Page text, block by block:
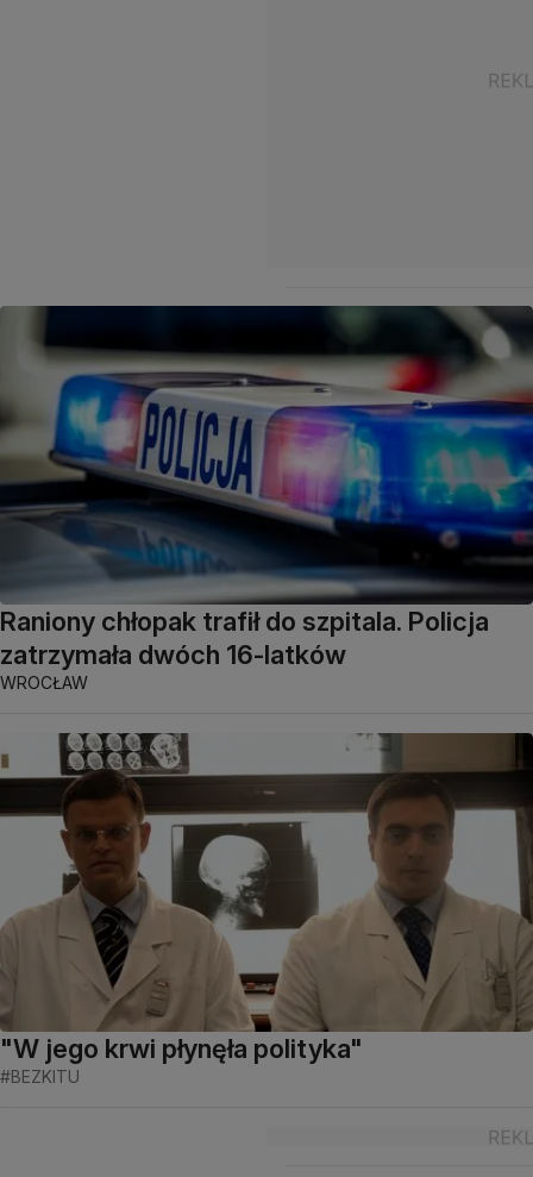
Raniony chłopak trafił do szpitala. Policja
zatrzymała dwóch 16-latków
WROCŁAW
"W jego krwi płynęła polityka"
#BEZKITU